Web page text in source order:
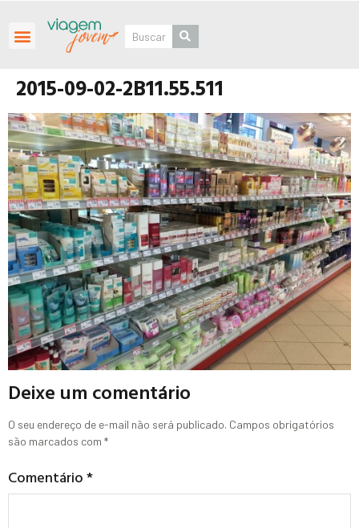
2015-09-02-2B11.55.511
Deixe um comentário
O seu endereço de e-mail não será publicado. Campos obrigatórios
são marcados com *
Comentário*